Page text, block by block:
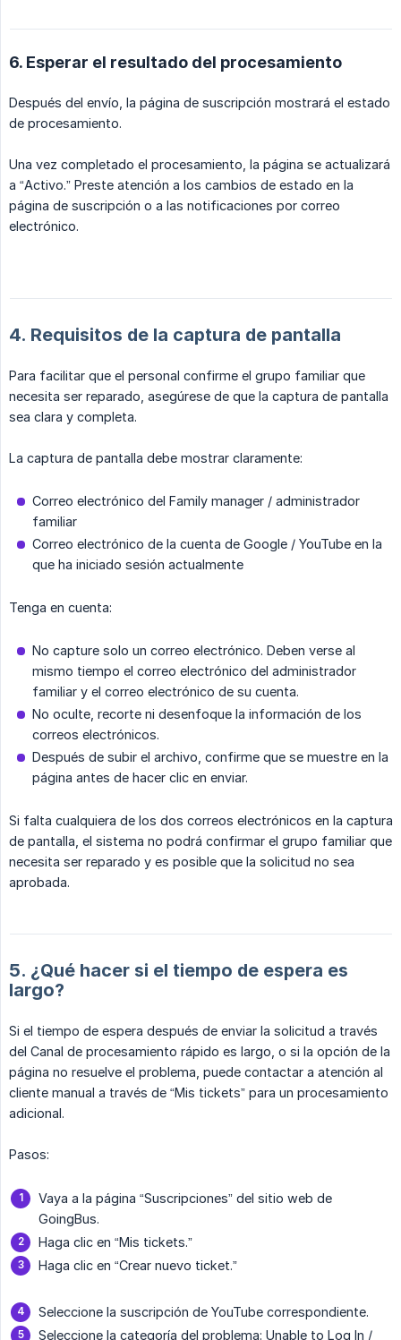
6. Esperar el resultado del procesamiento
Después del envío, la página de suscripción mostrará el estado
de procesamiento.
Una vez completado el procesamiento, la página se actualizará
a “Activo.” Preste atención a los cambios de estado en la
página de suscripción o a las notificaciones por correo
electrónico.
4. Requisitos de la captura de pantalla
Para facilitar que el personal confirme el grupo familiar que
necesita ser reparado, asegúrese de que la captura de pantalla
sea clara y completa.
La captura de pantalla debe mostrar claramente:
Correo electrónico del Family manager / administrador
familiar
Correo electrónico de la cuenta de Google / YouTube en la
que ha iniciado sesión actualmente
Tenga en cuenta:
No capture solo un correo electrónico. Deben verse al
mismo tiempo el correo electrónico del administrador
familiar y el correo electrónico de su cuenta.
No oculte, recorte ni desenfoque la información de los
correos electrónicos.
Después de subir el archivo, confirme que se muestre en la
página antes de hacer clic en enviar.
Si falta cualquiera de los dos correos electrónicos en la captura
de pantalla, el sistema no podrá confirmar el grupo familiar que
necesita ser reparado y es posible que la solicitud no sea
aprobada.
5. ¿Qué hacer si el tiempo de espera es
largo?
Si el tiempo de espera después de enviar la solicitud a través
del Canal de procesamiento rápido es largo, o si la opción de la
página no resuelve el problema, puede contactar a atención al
cliente manual a través de “Mis tickets” para un procesamiento
adicional.
Pasos:
Vaya a la página “Suscripciones” del sitio web de
GoingBus.
Haga clic en “Mis tickets.”
Haga clic en “Crear nuevo ticket.”
Seleccione la suscripción de YouTube correspondiente.
Seleccione la categoría del problema: Unable to Log In /